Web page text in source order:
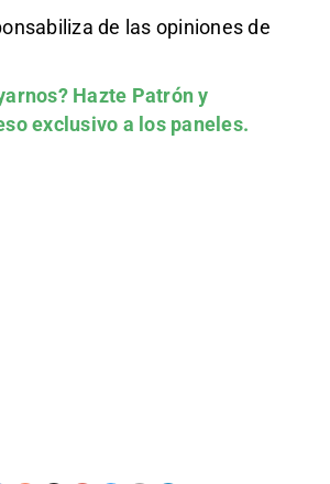
de las opiniones de
Hazte Patróny
exclusivo a los paneles.